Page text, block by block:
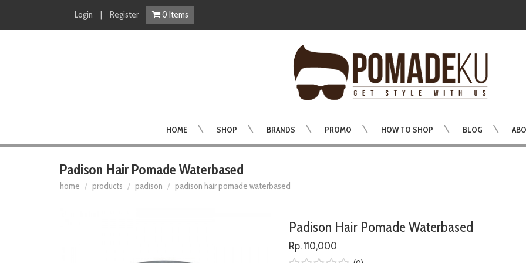
Login Register 0 Items
HOME SHOP BRANDS PROMO HOW TO SHOP BLOG
Padison Hair Pomade Waterbased
home products padison padison hair pomade waterbased
Padison Hair Pomade Waterbased
Rp. 110,000